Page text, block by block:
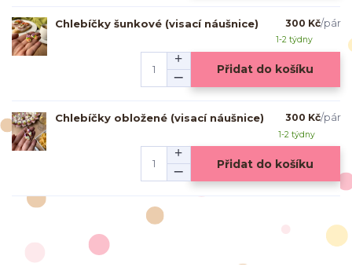
Chlebíčky šunkové (visací náušnice) 300 Kč/pár
1-2 týdny
Přidat do košíku
Chlebíčky obložené (visací náušnice) 300 Kč/pár
1-2 týdny
Přidat do košíku